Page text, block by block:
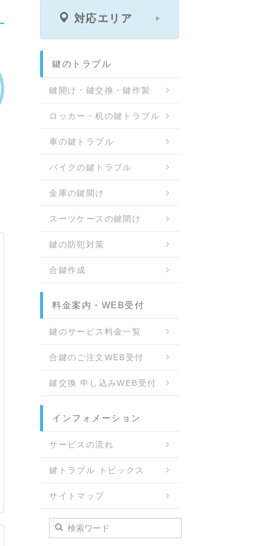
対応エリア
鍵のトラブル
鍵開け・鍵交換・鍵作製
ロッカー・机の鍵トラブル
車の鍵トラブル
バイクの鍵トラブル
金庫の鍵開け
スーツケースの鍵開け
鍵の防犯対策
合鍵作成
料金案内・WEB受付
鍵のサービス料金一覧
合鍵のご注文WEB受付
鍵交換 申し込みWEB受付
インフォメーション
サービスの流れ
鍵トラブル トピックス
サイトマップ